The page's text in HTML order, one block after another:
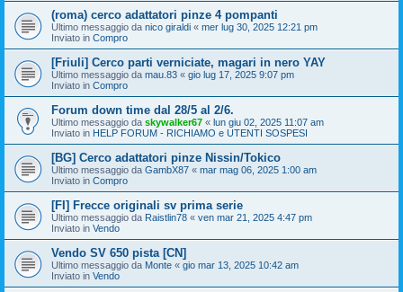
(roma) cerco adattatori pinze 4 pompanti
Ultimo messaggio da nico giraldi « mer lug 30, 2025 12:21 pm
Inviato in Compro
[Friuli] Cerco parti verniciate, magari in nero YAY
Ultimo messaggio da mau.83 « gio lug 17, 2025 9:07 pm
Inviato in Compro
Forum down time dal 28/5 al 2/6.
Ultimo messaggio da skywalker67 « lun giu 02, 2025 11:07 am
Inviato in HELP FORUM - RICHIAMO e UTENTI SOSPESI
[BG] Cerco adattatori pinze Nissin/Tokico
Ultimo messaggio da GambX87 « mar mag 06, 2025 1:00 am
Inviato in Compro
[FI] Frecce originali sv prima serie
Ultimo messaggio da Raistlin78 « ven mar 21, 2025 4:47 pm
Inviato in Vendo
Vendo SV 650 pista [CN]
Ultimo messaggio da Monte « gio mar 13, 2025 10:42 am
Inviato in Vendo